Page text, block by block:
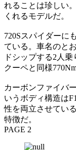
れることは珍しい
くれるモデルだ。
720Sスパイダーに
ている。車名のと
ドシップする2人
クーペと同様
カーボンファイバ
いうボディ構造は
性を両立させてい
特徴だ。
PAGE 2